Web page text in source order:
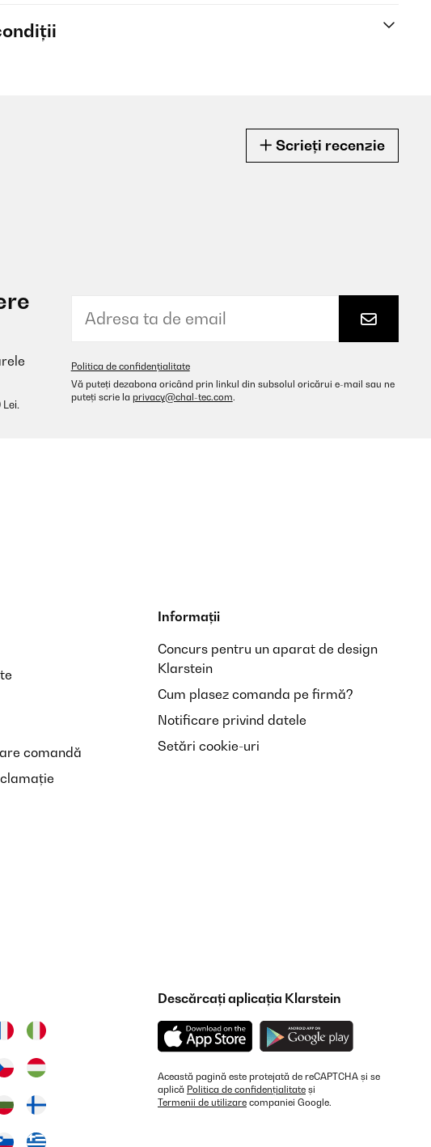
Scrieți recenzie
Politica de confidențialitate
Vă puteți dezabona oricând prin linkul din subsolul oricărui e-mail sau ne
puteți scrie la privacy@chal-tec.com.
comandă
Informații
Concurs pentru un aparat de design
Klarstein
Cum plasez comanda pe firmă?
Notificare privind datele
Setări cookie-uri
Descărcați aplicația Klarstein
Această pagină este protejată de reCAPTCHA și se
aplică Politica de confidențialitate și
Termenii de utilizare companiei Google.